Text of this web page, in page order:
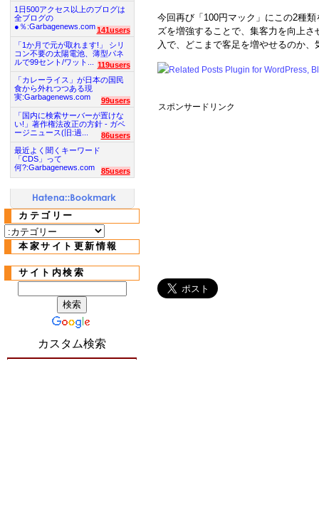
今回再び「100円マック」にこの2種
ズを増強することで、集客力を向上
入で、どこまで客足を増やせるのか
スポンサードリンク
1日500アクセス以上のブログは
全ブログの
●％:Garbagenews.com 141users
「1か月で元が取れます!」 シリ
コン不要の太陽電池、薄型パネ
ルで99セント/ワット...
119users
「カレーライス」が日本の国民
食から外れつつある現
実:Garbagenews.com
99users
「国内に検索サーバーが置けな
い!」著作権法改正の方針 - ガベ
ージニュース(旧:過...
86users
最近よく聞くキーワード
「CDS」って
何?:Garbagenews.com
85users
カテゴリー
本家サイト更新情報
サイト内検索
カスタム検索